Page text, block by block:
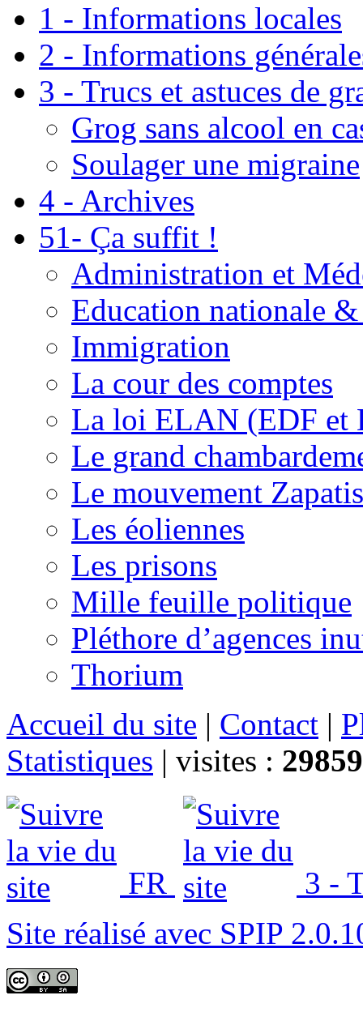
1 - Informations locales
2 - Informations
3 - Trucs et astuces de
Grog sans alcool en
Soulager une migraine
4 - Archives
51- Ça suffit !
Administration et
Education nationale
Immigration
La cour des comptes
La loi ELAN (EDF et
Le grand
Le mouvement
Les éoliennes
Les prisons
Mille feuille politique
Pléthore d’agences
Thorium
Accueil du site | Contact |
Statistiques | visites :
FR
3 -
Site réalisé avec SPIP